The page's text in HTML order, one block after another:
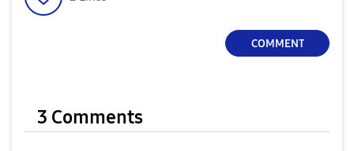
COMMENT
3 Comments